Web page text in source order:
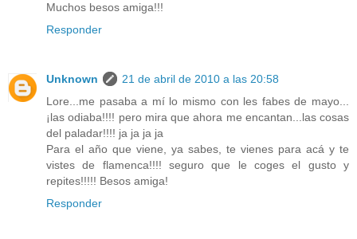
Muchos besos amiga!!!
Responder
Unknown
21 de abril de 2010 a las 20:58
Lore...me pasaba a mí lo mismo con les fabes de mayo...
¡las odiaba!!!! pero mira que ahora me encantan...las cosas
del paladar!!!! ja ja ja ja
Para el año que viene, ya sabes, te vienes para acá y te
vistes de flamenca!!!! seguro que le coges el gusto y
repites!!!!! Besos amiga!
Responder